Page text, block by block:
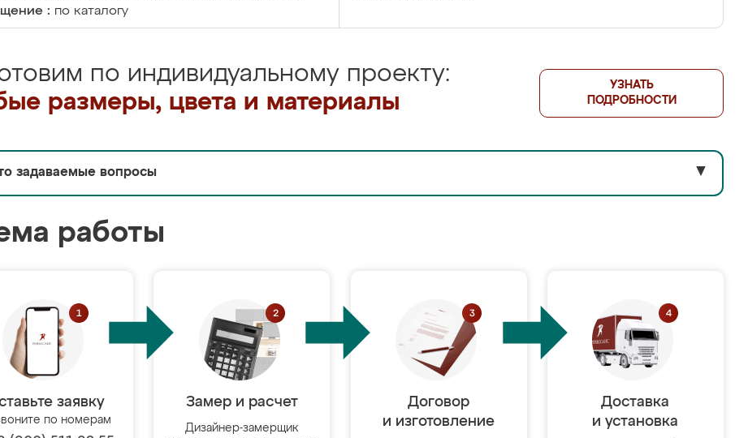
: по каталогу
по индивидуальному проекту:
размеры, цвета и материалы
УЗНАТЬ
ПОДРОБНОСТИ
задаваемые вопросы ▼
работы
заявку
по номерам
Замер и расчет
Дизайнер-замерщик
Договор
и изготовление
Доставка
и установка